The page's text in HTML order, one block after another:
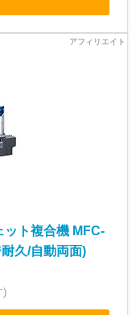
ット複合機 MFC-
久/自動両面)
)